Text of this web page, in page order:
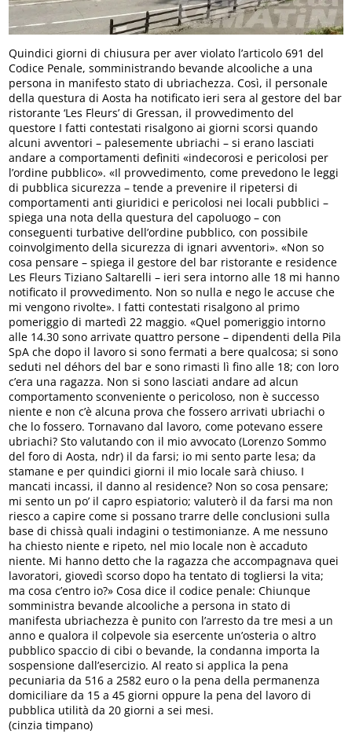
Quindici giorni di chiusura per aver violato l’articolo 691 del
Codice Penale, somministrando bevande alcooliche a una
persona in manifesto stato di ubriachezza. Così, il personale
della questura di Aosta ha notificato ieri sera al gestore del bar
ristorante ‘Les Fleurs’ di Gressan, il provvedimento del
questore I fatti contestati risalgono ai giorni scorsi quando
alcuni avventori – palesemente ubriachi – si erano lasciati
andare a comportamenti definiti «indecorosi e pericolosi per
l’ordine pubblico». «Il provvedimento, come prevedono le leggi
di pubblica sicurezza – tende a prevenire il ripetersi di
comportamenti anti giuridici e pericolosi nei locali pubblici –
spiega una nota della questura del capoluogo – con
conseguenti turbative dell’ordine pubblico, con possibile
coinvolgimento della sicurezza di ignari avventori». «Non so
cosa pensare – spiega il gestore del bar ristorante e residence
Les Fleurs Tiziano Saltarelli – ieri sera intorno alle 18 mi hanno
notificato il provvedimento. Non so nulla e nego le accuse che
mi vengono rivolte». I fatti contestati risalgono al primo
pomeriggio di martedì 22 maggio. «Quel pomeriggio intorno
alle 14.30 sono arrivate quattro persone – dipendenti della Pila
SpA che dopo il lavoro si sono fermati a bere qualcosa; si sono
seduti nel déhors del bar e sono rimasti lì fino alle 18; con loro
c’era una ragazza. Non si sono lasciati andare ad alcun
comportamento sconveniente o pericoloso, non è successo
niente e non c’è alcuna prova che fossero arrivati ubriachi o
che lo fossero. Tornavano dal lavoro, come potevano essere
ubriachi? Sto valutando con il mio avvocato (Lorenzo Sommo
del foro di Aosta, ndr) il da farsi; io mi sento parte lesa; da
stamane e per quindici giorni il mio locale sarà chiuso. I
mancati incassi, il danno al residence? Non so cosa pensare;
mi sento un po’ il capro espiatorio; valuterò il da farsi ma non
riesco a capire come si possano trarre delle conclusioni sulla
base di chissà quali indagini o testimonianze. A me nessuno
ha chiesto niente e ripeto, nel mio locale non è accaduto
niente. Mi hanno detto che la ragazza che accompagnava quei
lavoratori, giovedì scorso dopo ha tentato di togliersi la vita;
ma cosa c’entro io?» Cosa dice il codice penale: Chiunque
somministra bevande alcooliche a persona in stato di
manifesta ubriachezza è punito con l’arresto da tre mesi a un
anno e qualora il colpevole sia esercente un’osteria o altro
pubblico spaccio di cibi o bevande, la condanna importa la
sospensione dall’esercizio. Al reato si applica la pena
pecuniaria da 516 a 2582 euro o la pena della permanenza
domiciliare da 15 a 45 giorni oppure la pena del lavoro di
pubblica utilità da 20 giorni a sei mesi.
(cinzia timpano)